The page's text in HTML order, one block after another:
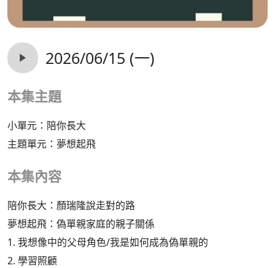
2026/06/15 (一)
本集主題
小單元：陪你長大
主題單元：夢想起飛
本集內容
陪你長大：顏瑞隆說走對的路
夢想起飛：偽單親家庭的親子關係
1. 我想像中的父母角色/我是如何成為偽單親的
2. 學習照顧